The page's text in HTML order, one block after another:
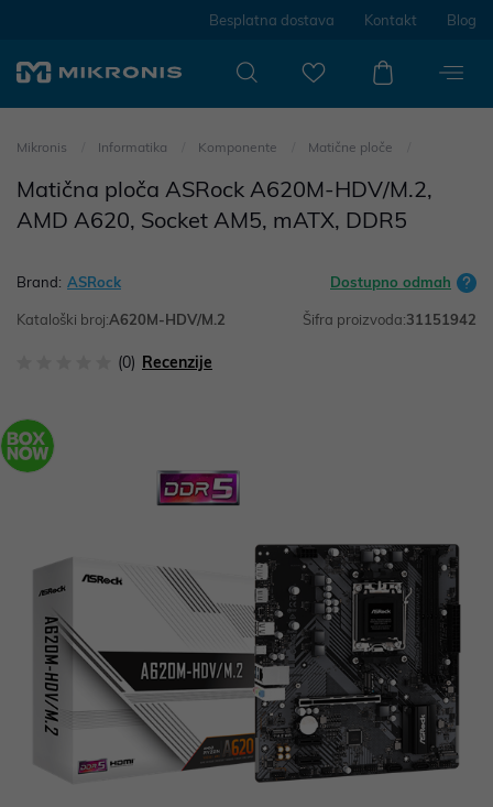
Besplatna dostava Kontakt Blog
Mikronis Informatika Komponente Matične ploče
Matična ploča ASRock A620M-HDV/M.2,
AMD A620, Socket AM5, mATX, DDR5
Brand: ASRock Dostupno odmah
Kataloški broj:A620M-HDV/M.2 Šifra proizvoda:31151942
(0) Recenzije